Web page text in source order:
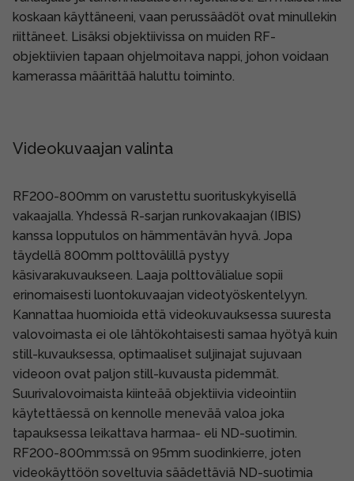
koskaan käyttäneeni, vaan perussäädöt ovat minullekin
riittäneet. Lisäksi objektiivissa on muiden RF-
objektiivien tapaan ohjelmoitava nappi, johon voidaan
kamerassa määrittää haluttu toiminto.
Videokuvaajan valinta
RF200-800mm on varustettu suorituskykyisellä
vakaajalla. Yhdessä R-sarjan runkovakaajan (IBIS)
kanssa lopputulos on hämmentävän hyvä. Jopa
täydellä 800mm polttovälillä pystyy
käsivarakuvaukseen. Laaja polttovälialue sopii
erinomaisesti luontokuvaajan videotyöskentelyyn.
Kannattaa huomioida että videokuvauksessa suuresta
valovoimasta ei ole lähtökohtaisesti samaa hyötyä kuin
still-kuvauksessa, optimaaliset suljinajat sujuvaan
videoon ovat paljon still-kuvausta pidemmät.
Suurivalovoimaista kiinteää objektiivia videointiin
käytettäessä on kennolle menevää valoa joka
tapauksessa leikattava harmaa- eli ND-suotimin.
RF200-800mm:ssä on 95mm suodinkierre, joten
videokäyttöön soveltuvia säädettäviä ND-suotimia